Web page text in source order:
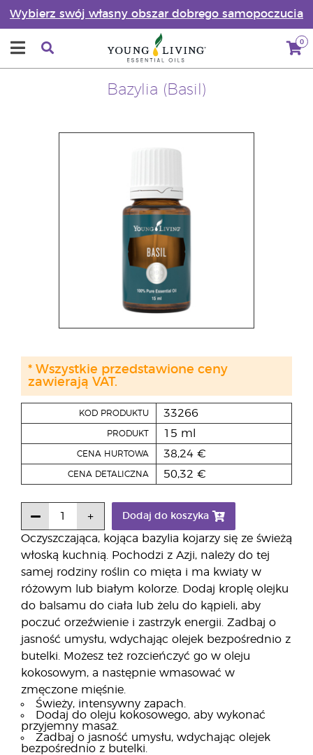
Wybierz swój własny obszar dobrego samopoczucia
0
Bazylia (Basil)
Oczyszczająca, kojąca bazylia kojarzy się ze świeżą
włoską kuchnią. Pochodzi z Azji, należy do tej
samej rodziny roślin co mięta i ma kwiaty w
różowym lub białym kolorze. Dodaj kroplę olejku
do balsamu do ciała lub żelu do kąpieli, aby
poczuć orzeźwienie i zastrzyk energii. Zadbaj o
jasność umysłu, wdychając olejek bezpośrednio z
butelki. Możesz też rozcieńczyć go w oleju
kokosowym, a następnie wmasować w
zmęczone mięśnie.
Świeży, intensywny zapach.
Dodaj do oleju kokosowego, aby wykonać
przyjemny masaż.
Zadbaj o jasność umysłu, wdychając olejek
bezpośrednio z butelki.
KOD PRODUKTU 33266
PRODUKT 15 ml
CENA HURTOWA 38,24 €
CENA DETALICZNA 50,32 €
Dodaj do koszyka
* Wszystkie przedstawione ceny
zawierają VAT.